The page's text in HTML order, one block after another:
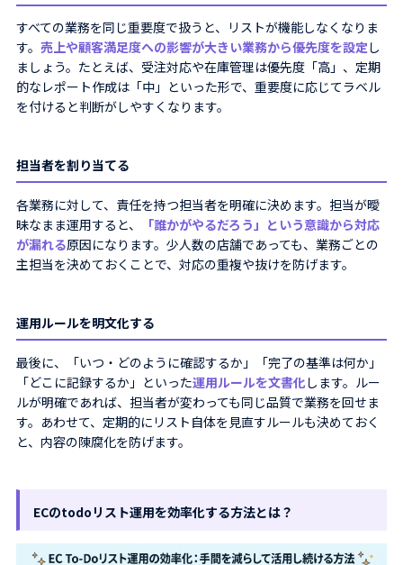
すべての業務を同じ重要度で扱うと、リストが機能しなくなりま
す。 売上や顧客満足度への影響が大きい業務から優先度を設定し
ましょう。たとえば、受注対応や在庫管理は優先度「高」、定期
的なレポート作成は「中」といった形で、重要度に応じてラベル
を付けると判断がしやすくなります。
担当者を割り当てる
各業務に対して、責任を持つ担当者を明確に決めます。担当が曖
昧なまま運用すると、
「誰かがやるだろう」という意識から対応
が漏れる原因になります。少人数の店舗であっても、業務ごとの
主担当を決めておくことで、対応の重複や抜けを防げます。
運用ルールを明文化する
最後に、「いつ・どのように確認するか」「完了の基準は何か」
「どこに記録するか」といった運用ルールを文書化します。ルー
ルが明確であれば、担当者が変わっても同じ品質で業務を回せま
す。あわせて、定期的にリスト自体を見直すルールも決めておく
と、内容の陳腐化を防げます。
ECのtodoリスト運用を効率化する方法とは？